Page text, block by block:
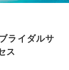
ライダルサ
ス